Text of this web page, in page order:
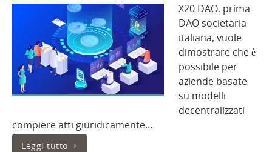
X20 DAO, prima
DAO societaria
italiana, vuole
dimostrare che è
possibile per
aziende basate
su modelli
decentralizzati
compiere atti giuridicamente…
Leggi tutto